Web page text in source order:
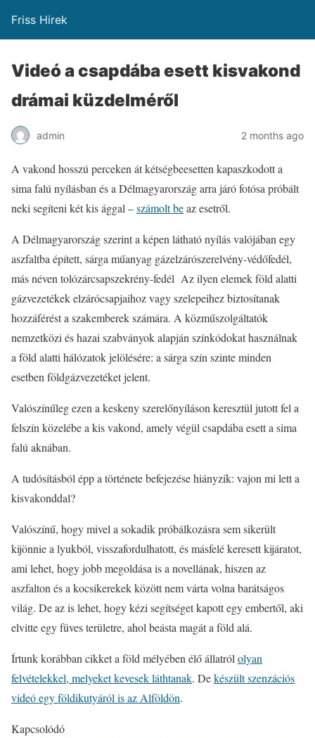
Friss Hirek
Videó a csapdába esett kisvakond
drámai küzdelméről
admin 2 months ago
A vakond hosszú perceken át kétségbeesetten kapaszkodott a
sima falú nyílásban és a Délmagyarország arra járó fotósa próbált
neki segíteni két kis ággal –számolt beaz esetről.
A Délmagyarország szerint a képen látható nyílás valójában egy
aszfaltba épített, sárga műanyag gázelzárószerelvény-védőfedél,
más néven tolózárcsapszekrény-fedél Az ilyen elemek föld alatti
gázvezetékek elzárócsapjaihoz vagy szelepeihez biztosítanak
hozzáférést a szakemberek számára. A közműszolgáltatók
nemzetközi és hazai szabványok alapján színkódokat használnak
a föld alatti hálózatok jelölésére: a sárga szín szinte minden
esetben földgázvezetéket jelent.
Valószínűleg ezen a keskeny szerelőnyíláson keresztül jutott fel a
felszín közelébe a kis vakond, amely végül csapdába esett a sima
falú aknában.
A tudósításból épp a története befejezése hiányzik: vajon mi lett a
kisvakonddal?
Valószínű, hogy mivel a sokadik próbálkozásra sem sikerült
kijönnie a lyukból, visszafordulhatott, és másfelé keresett kijáratot,
ami lehet, hogy jobb megoldása is a novellának, hiszen az
aszfalton és a kocsikerekek között nem várta volna barátságos
világ. De az is lehet, hogy kézi segítséget kapott egy embertől, aki
elvitte egy füves területre, ahol beásta magát a föld alá.
Írtunk korábban cikket a föld mélyében élő állatról olyan
felvételekkel, melyeket kevesek láthtanak. Dekészült szenzációs
videó egy földikutyáról is az Alföldön.
Kapcsolódó